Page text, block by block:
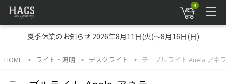
0
夏季休業のお知らせ 2026年8月11日(火)～8月16日(日)
HOME ライト・照明 デスクライト テーブルライト Anela アネラ